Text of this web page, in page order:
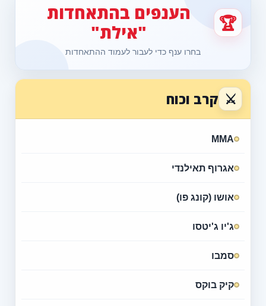
🏆
הענפים בהתאחדות
"אילת"
בחרו ענף כדי לעבור לעמוד ההתאחדות
⚔ קרב וכוח
MMA
אגרוף תאילנדי
אושו (קונג פו)
ג'יו ג'יטסו
סמבו
קיק בוקס